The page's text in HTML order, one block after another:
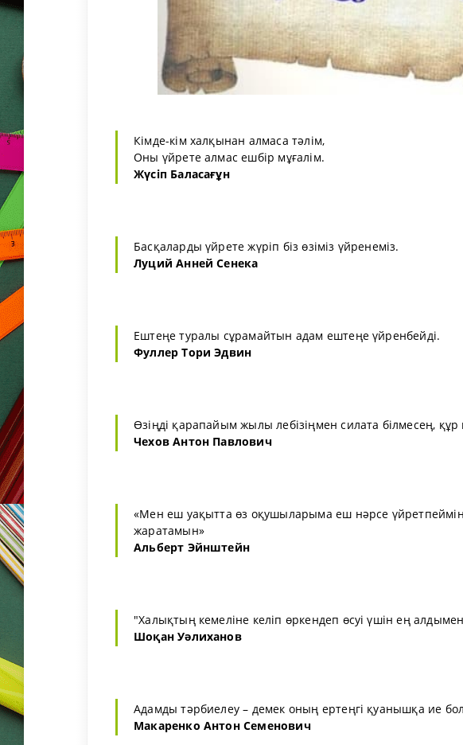
Кімде-кім халқынан алмаса тәлім,
Оны үйрете алмас ешбір мұғалім.
Жүсіп Баласағұн
Басқаларды үйрете жүріп біз өзіміз үйренеміз.
Луций Анней Сенека
Ештеңе туралы сұрамайтын адам ештеңе үйренбейді.
Фуллер Тори Эдвин
Өзіңді қарапайым жылы лебізіңмен силата білмесең,
Чехов Антон Павлович
«Мен еш уақытта өз оқушыларыма еш нәрсе
жаратамын»
Альберт Эйнштейн
"Халықтың кемеліне келіп өркендеп өсуі үшін ең
Шоқан Уәлиханов
Адамды тәрбиелеу – демек оның ертеңгі қуанышқа ие
Макаренко Антон Семенович